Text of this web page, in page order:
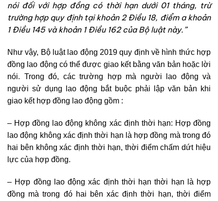
nói đối với hợp đồng có thời hạn dưới 01 tháng, trừ
trường hợp quy định tại khoản 2 Điều 18, điểm a khoản
1 Điều 145 và khoản 1 Điều 162 của Bộ luật này. ”
Như vậy, Bộ luật lao động 2019 quy định về hình thức hợp
đồng lao động có thể được giao kết bằng văn bản hoặc lời
nói. Trong đó, các trường hợp mà người lao động và
người sử dụng lao động bắt buộc phải lập văn bản khi
giao kết hợp đồng lao động gồm :
– Hợp đồng lao động không xác định thời hạn: Hợp đồng
lao động không xác định thời hạn là hợp đồng mà trong đó
hai bên không xác định thời hạn, thời điểm chấm dứt hiệu
lực của hợp đồng.
– Hợp đồng lao động xác định thời hạn thời hạn là hợp
đồng mà trong đó hai bên xác định thời hạn, thời điểm